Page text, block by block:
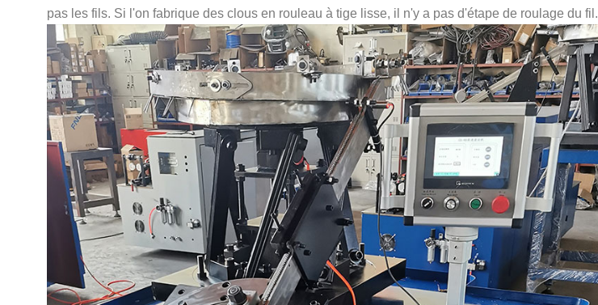
pas les fils. Si l'on fabrique des clous en rouleau à tige lisse, il n'y a pas d'étape de roulage du fil.